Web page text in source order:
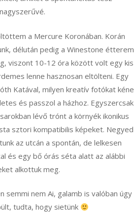
nagyszerűvé.
a Mercure Koronában. Korán
délután pedig a Winestone étterem
viszont 10-12 óra között volt egy kis
lenne hasznosan eltölteni. Egy
Katával, milyen kreatív fotókat kéne
és passzol a házhoz. Egyszercsak
lévő trónt a környék ikonikus
sztori kompatibilis képeket. Negyed
az utcán a spontán, de lelkesen
és egy bő órás séta alatt az alábbi
alkottuk meg.
semmi nem Ai, galamb is valóban úgy
tudta, hogy sietünk